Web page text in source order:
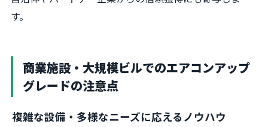
す。
商業施設・大規模ビルでのエアコンアップ
グレードの注意点
複雑な設備・多様なニーズに応えるノウハウ